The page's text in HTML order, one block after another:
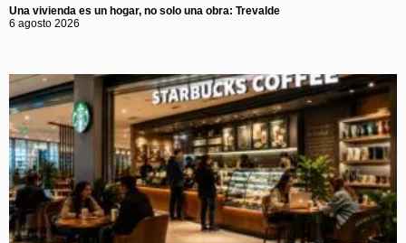
Una vivienda es un hogar, no solo una obra: Trevalde
6 agosto 2026